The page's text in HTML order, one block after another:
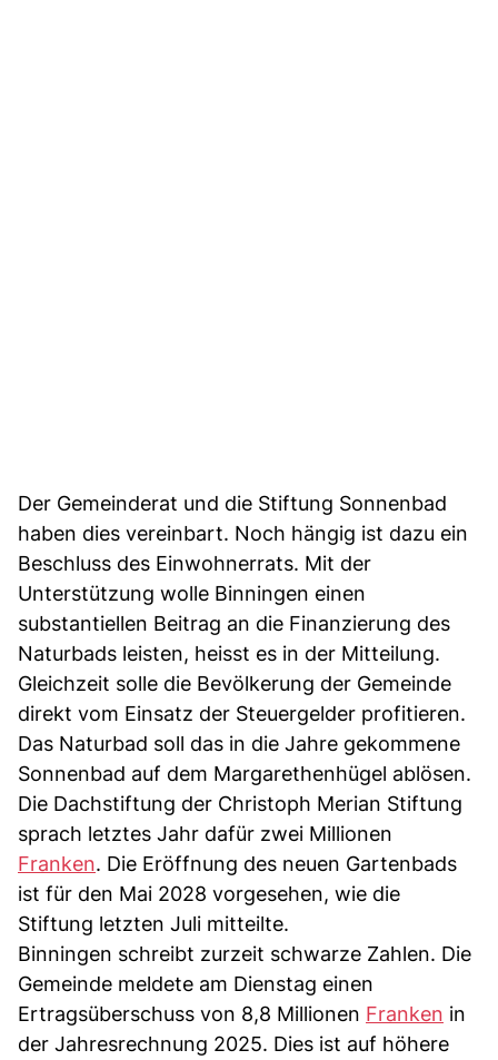
Der Gemeinderat und die Stiftung Sonnenbad
haben dies vereinbart. Noch hängig ist dazu ein
Beschluss des Einwohnerrats. Mit der
Unterstützung wolle Binningen einen
substantiellen Beitrag an die Finanzierung des
Naturbads leisten, heisst es in der Mitteilung.
Gleichzeit solle die Bevölkerung der Gemeinde
direkt vom Einsatz der Steuergelder profitieren.
Das Naturbad soll das in die Jahre gekommene
Sonnenbad auf dem Margarethenhügel ablösen.
Die Dachstiftung der Christoph Merian Stiftung
sprach letztes Jahr dafür zwei Millionen
Franken. Die Eröffnung des neuen Gartenbads
ist für den Mai 2028 vorgesehen, wie die
Stiftung letzten Juli mitteilte.
Binningen schreibt zurzeit schwarze Zahlen. Die
Gemeinde meldete am Dienstag einen
Ertragsüberschuss von 8,8 Millionen Franken in
der Jahresrechnung 2025. Dies ist auf höhere